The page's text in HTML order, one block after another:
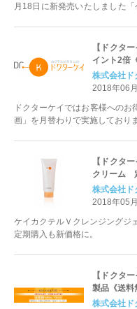
月18日に新発売いたしました
【ドクタ
イント2倍
株式会社ド
2018年06
ドクターケイではお客様への
画」を月替わりで実施しており
【ドクタ
クリーム
株式会社ド
2018年05
ケイカクテルＶクレンジングジ
定期購入も新価格に。
【ドクタ
製品《送料
株式会社ド